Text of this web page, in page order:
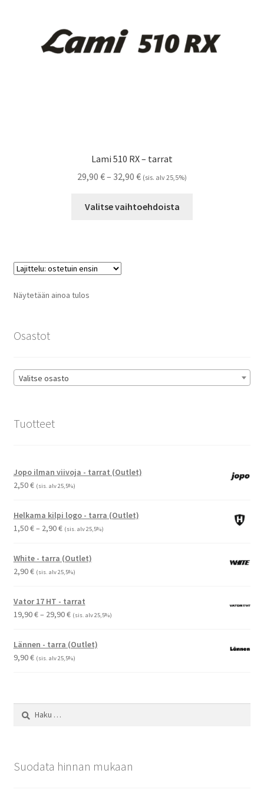
Silityskuvioiden kiinnitysohjeet
Lami 510 RX – tarrat
29,90 €– 32,90 €Hintaluokka:
-
(sis. alv 25,5%)
Valitse vaihtoehdoista
Näytetään ainoa tulos
Osastot
Valitse osasto
Tuotteet
Jopo ilman viivoja - tarrat (Outlet)
2,50€ (sis. alv 25,5%)
Helkama kilpi logo - tarra (Outlet)
1,50€– 2,90€Hintaluokka:
-
2,90 €
(sis. alv 25,5%)
White - tarra (Outlet)
2,90€ (sis. alv 25,5%)
Vator 17 HT - tarrat
19,90€– 29,90€Hintaluokka:
-
29,90 €
(sis. alv 25,5%)
Lännen - tarra (Outlet)
9,90€ (sis. alv 25,5%)
Suodata hinnan mukaan